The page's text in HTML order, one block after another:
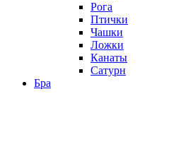
Рога
Птички
Чашки
Ложки
Канаты
Сатурн
Бра